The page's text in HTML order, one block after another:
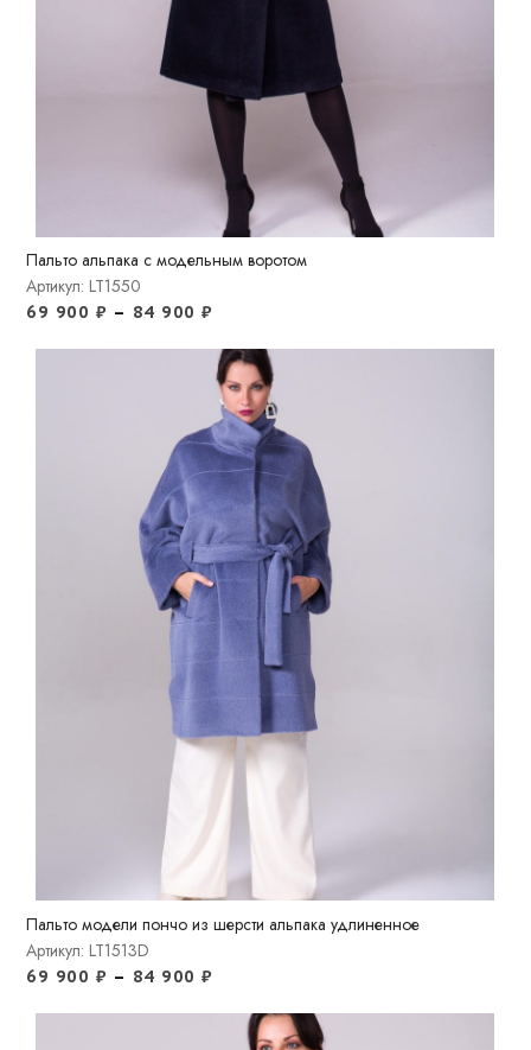
Пальто альпака с модельным воротом
Артикул: LT1550
69 900 ₽ – 84 900₽
Пальто модели пончо из шерсти альпака удлиненное
Артикул: LT1513D
69 900 ₽ – 84 900₽